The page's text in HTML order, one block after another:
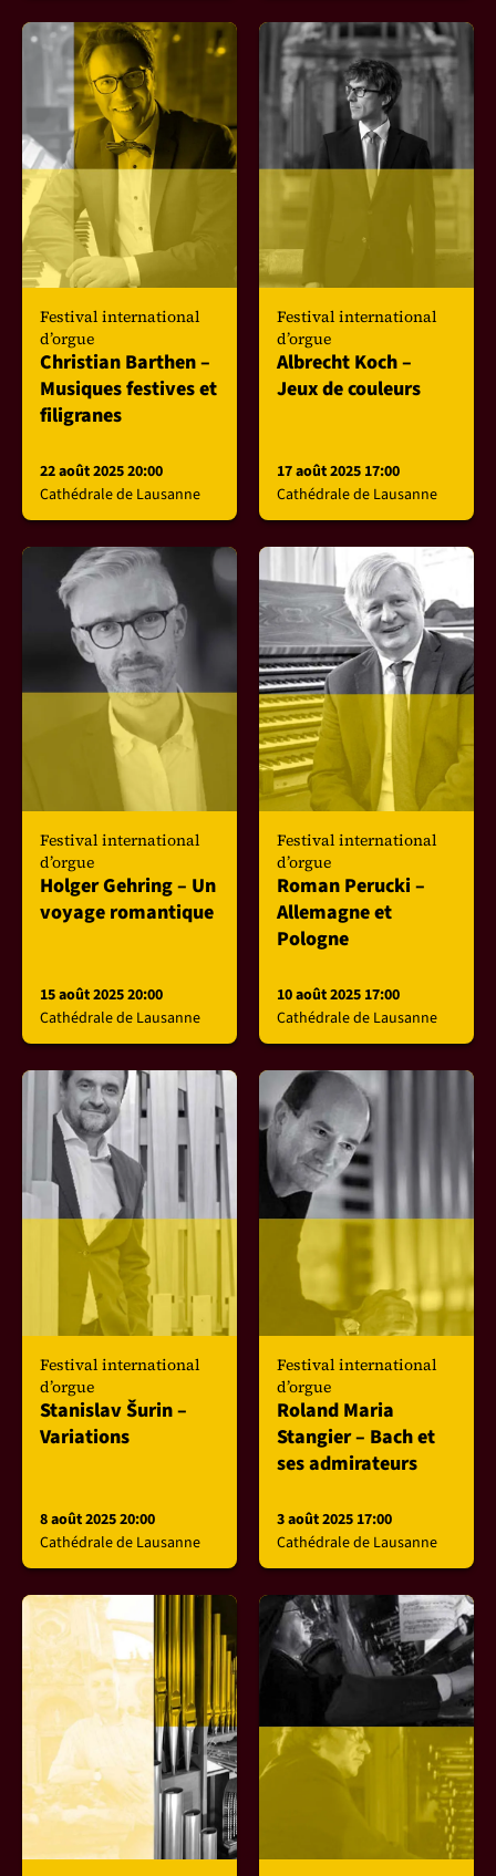
Festival international
d’orgue
Christian Barthen –
Musiques festives et
filigranes
22 août 2025 20:00
Cathédrale de Lausanne
Festival international
d’orgue
Albrecht Koch –
Jeux de couleurs
17 août 2025 17:00
Cathédrale de Lausanne
Festival international
d’orgue
Holger Gehring – Un
voyage romantique
15 août 2025 20:00
Cathédrale de Lausanne
Festival international
d’orgue
Roman Perucki –
Allemagne et
Pologne
10 août 2025 17:00
Cathédrale de Lausanne
Festival international
d’orgue
Stanislav Šurin –
Variations
8 août 2025 20:00
Cathédrale de Lausanne
Festival international
d’orgue
Roland Maria
Stangier – Bach et
ses admirateurs
3 août 2025 17:00
Cathédrale de Lausanne